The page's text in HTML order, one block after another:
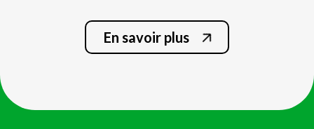
En savoir plus
et WC